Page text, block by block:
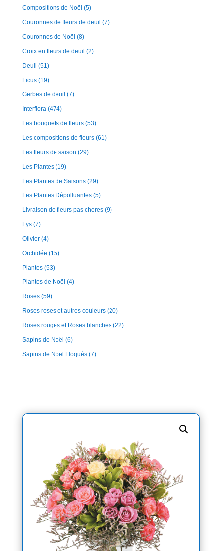
Compositions de Noël (5)
Couronnes de fleurs de deuil (7)
Couronnes de Noël (8)
Croix en fleurs de deuil (2)
Deuil (51)
Ficus (19)
Gerbes de deuil (7)
Interflora (474)
Les bouquets de fleurs (53)
Les compositions de fleurs (61)
Les fleurs de saison (29)
Les Plantes (19)
Les Plantes de Saisons (29)
Les Plantes Dépolluantes (5)
Livraison de fleurs pas cheres (9)
Lys (7)
Olivier (4)
Orchidée (15)
Plantes (53)
Plantes de Noël (4)
Roses (59)
Roses roses et autres couleurs (20)
Roses rouges et Roses blanches (22)
Sapins de Noël (6)
Sapins de Noël Floqués (7)